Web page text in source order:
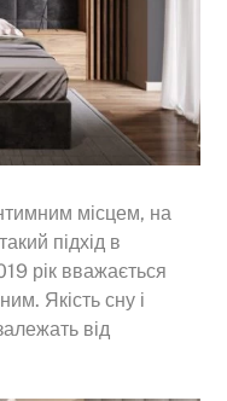
місцем, на
підхід в
рік вважається
Якість сну і
від